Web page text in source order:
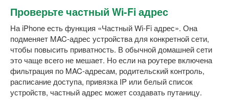
Проверьте частный Wi-Fi адрес
На iPhone есть функция «Частный Wi-Fi адрес». Она
подменяет MAC-адрес устройства для конкретной сети,
чтобы повысить приватность. В обычной домашней сети
это чаще всего не мешает. Но если на роутере включена
фильтрация по MAC-адресам, родительский контроль,
расписание доступа, привязка IP или белый список
устройств, частный адрес может создавать путаницу.